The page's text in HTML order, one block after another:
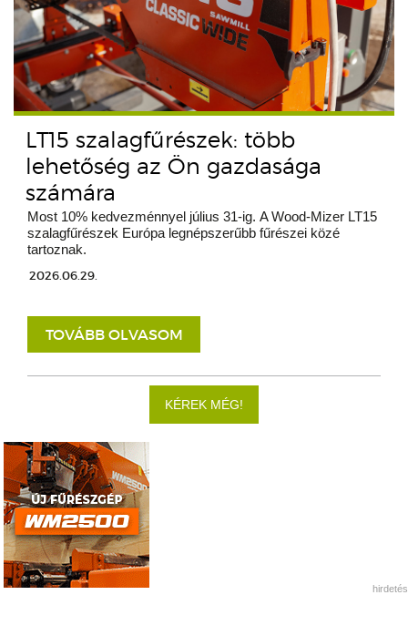
LT15 szalagfűrészek: több
lehetőség az Ön gazdasága
számára
Most 10% kedvezménnyel július 31-ig. A Wood-Mizer LT15
szalagfűrészek Európa legnépszerűbb fűrészei közé
tartoznak.
2026.06.29.
TOVÁBB OLVASOM
KÉREK MÉG!
hirdetés